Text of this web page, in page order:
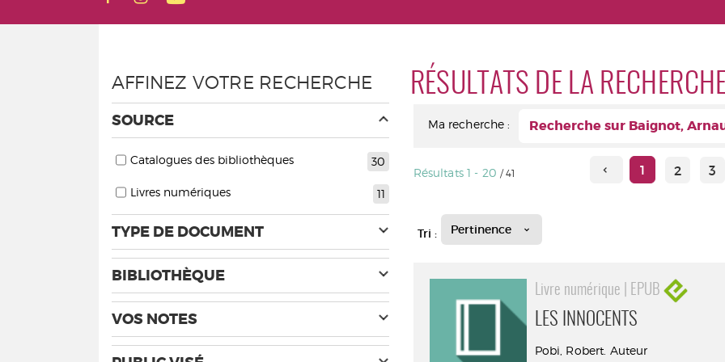
RÉSULTATS DE LA
Ma recherche : Recherche sur Baignot,
Résultats1 - 20 / 41 1 2 3
Tri : Pertinence
Livre numérique | EPUB
LES INNOCENTS
Pobi, Robert. Auteur
AFFINEZ VOTRE RECHERCHE
SOURCE
30
Catalogues des bibliothèques
11
Livres numériques
TYPE DE DOCUMENT
BIBLIOTHÈQUE
VOS NOTES